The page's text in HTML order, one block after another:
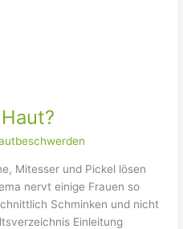
Mitesser und Pickel lösen
nervt einige Frauen so
Schminken und nicht
Einleitung